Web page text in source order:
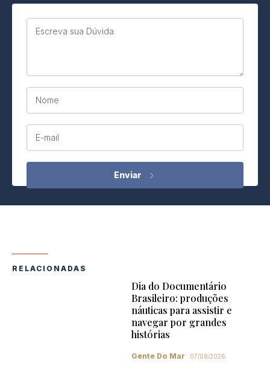
Escreva sua Dúvida
Nome
E-mail
RELACIONADAS
Dia do Documentário
Brasileiro: produções
náuticas para assistir e
navegar por grandes
histórias
Gente Do Mar 07/08/2026